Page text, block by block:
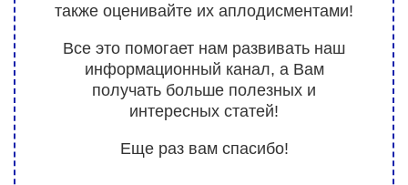
также оценивайте их аплодисментами!
Все это помогает нам развивать наш
информационный канал, а Вам
получать больше полезных и
интересных статей!
Еще раз вам спасибо!